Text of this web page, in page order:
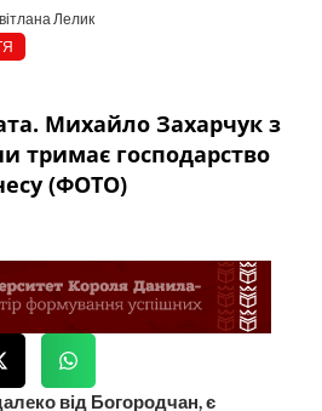
Лелик
Михайло Захарчук з
тримає господарство
(ФОТО)
від Богородчан, є